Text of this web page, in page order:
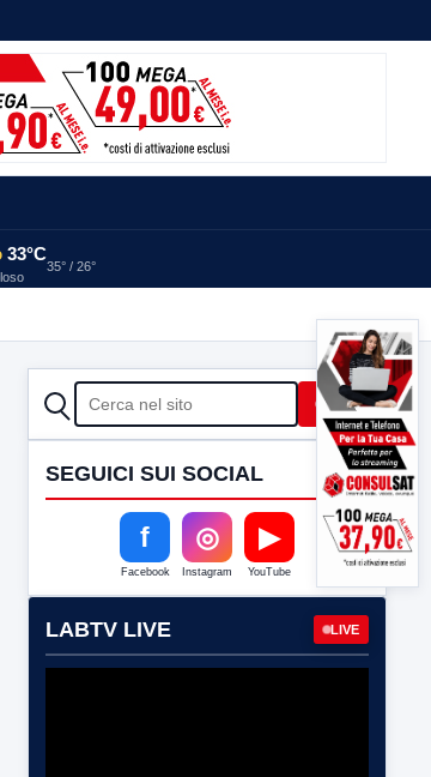
33°C
35° / 26°
CERCA Cerca
SEGUICI SUI SOCIAL
f
Facebook
◎
Instagram
▶
YouTube
LABTV LIVE LIVE